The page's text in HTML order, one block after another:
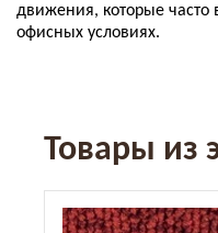
движения, которые часто
офисных условиях.
Товары из